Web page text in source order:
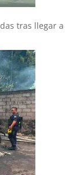
tras llegar a